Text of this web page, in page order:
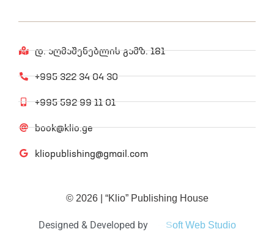
დ. აღმაშენებლის გამზ. 181
+995 322 34 04 30
+995 592 99 11 01
book@klio.ge
kliopublishing@gmail.com
© 2026 | “Klio” Publishing House
Designed & Developed by So Web Studio